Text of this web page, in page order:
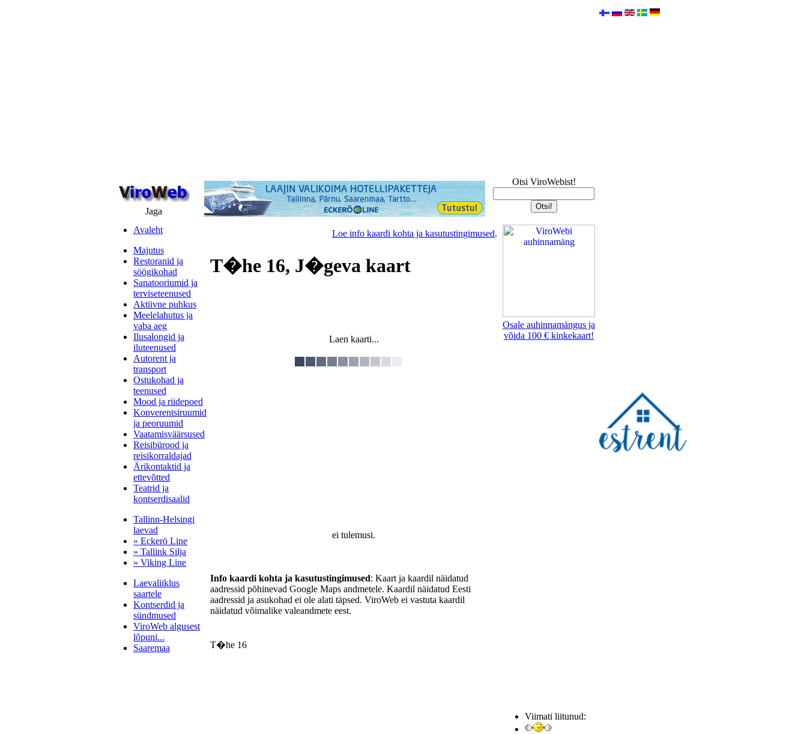
Jaga
Otsi ViroWebist!
Avaleht
Majutus
Restoranid ja
söögikohad
Sanatooriumid ja
terviseteenused
Aktiivne puhkus
Meelelahutus ja
vaba aeg
Ilusalongid ja
iluteenused
Autorent ja
transport
Ostukohad ja
teenused
Mood ja riidepoed
Konverentsiruumid
ja peoruumid
Vaatamisväärsused
Reisibürood ja
reisikorraldajad
Ärikontaktid ja
ettevõtted
Teatrid ja
kontserdisaalid
Tallinn-Helsingi
laevad
» Eckerö Line
» Tallink Silja
» Viking Line
Laevaliiklus
saartele
Kontserdid ja
sündmused
ViroWeb algusest
lõpuni...
Saaremaa
Loe info kaardi kohta ja kasutustingimused.
T�he 16, J�geva kaart
Laen kaarti...
ei tulemusi.
Info kaardi kohta ja kasutustingimused: Kaart ja kaardil näidatud
aadressid põhinevad Google Maps andmetele. Kaardil näidatud Eesti
aadressid ja asukohad ei ole alati täpsed. ViroWeb ei vastuta kaardil
näidatud võimalike valeandmete eest.
T�he 16
Osale auhinnamängus ja
võida 100 € kinkekaart!
Viimati liitunud: